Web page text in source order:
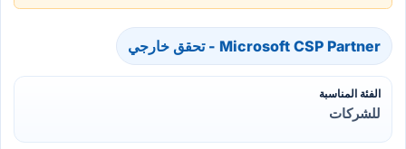
Microsoft CSP Partner - تحقق خارجي
الفئة المناسبة
للشركات